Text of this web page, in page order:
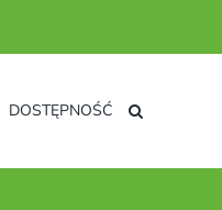
DOSTĘPNOŚĆ